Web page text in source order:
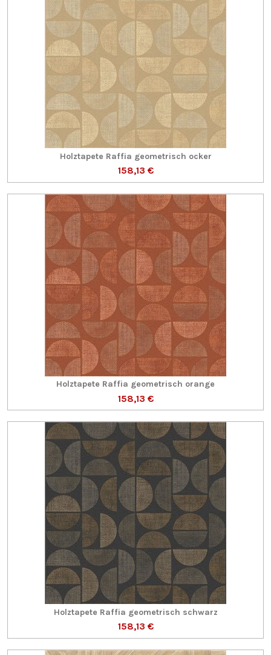
Holztapete Raffia geometrisch ocker
158,13 €
Holztapete Raffia geometrisch orange
158,13 €
Holztapete Raffia geometrisch schwarz
158,13 €